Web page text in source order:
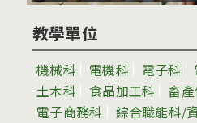
教學單位
機械科 電機科 電子科
土木科
食品加工科 畜
電子商務科
綜合職能科/